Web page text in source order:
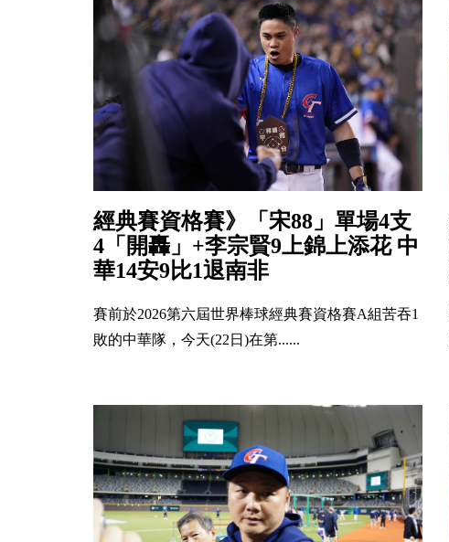
經典賽資格賽》「宋88」單場4支
4「開轟」+李宗賢9上錦上添花 中
華14安9比1退南非
賽前於2026第六屆世界棒球經典賽資格賽A組苦吞1
敗的中華隊，今天(22日)在第......